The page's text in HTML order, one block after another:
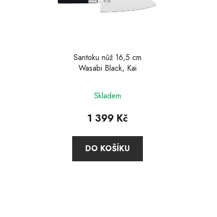
Santoku nůž 16,5 cm
Wasabi Black, Kai
hodnocení
produktu
4,4
z
Skladem
1 399 Kč
DO KOŠÍKU